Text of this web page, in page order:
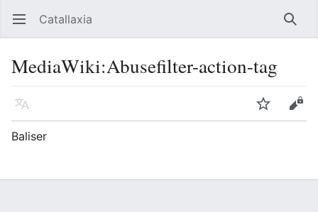
Ouvrir le menu principal Catallaxia
MediaWiki:Abusefilter-action-tag
Langue Suivre
Baliser